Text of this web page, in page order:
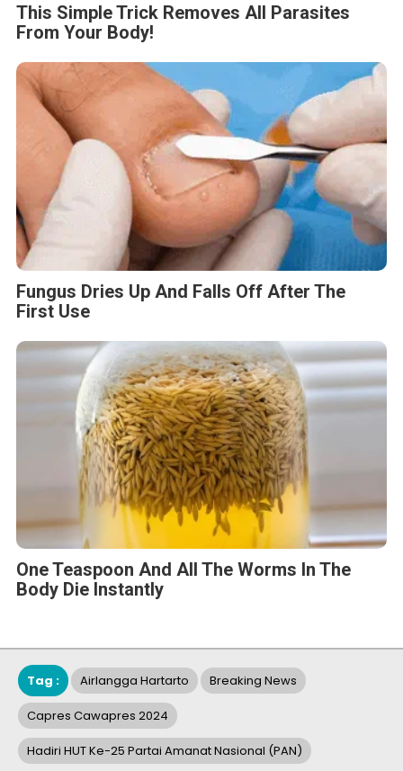
This Simple Trick Removes All Parasites
From Your Body!
Fungus Dries Up And Falls Off After The
First Use
One Teaspoon And All The Worms In The
Body Die Instantly
Tag : Airlangga Hartarto Breaking News
Capres Cawapres 2024
Hadiri HUT Ke-25 Partai Amanat Nasional (PAN)